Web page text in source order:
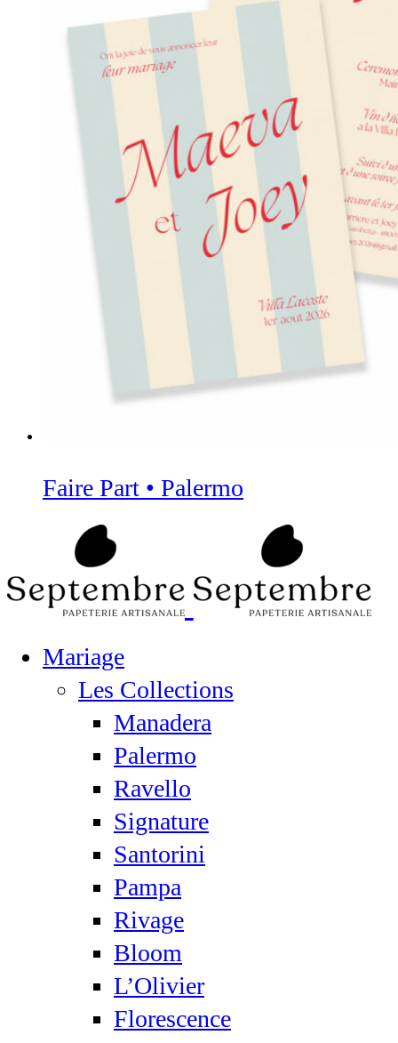
Faire Part • Palermo
Mariage
Les Collections
Manadera
Palermo
Ravello
Signature
Santorini
Pampa
Rivage
Bloom
L’Olivier
Florescence